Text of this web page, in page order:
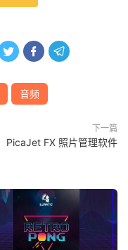
  
音频
下一篇
PicaJet FX 照片管理软件